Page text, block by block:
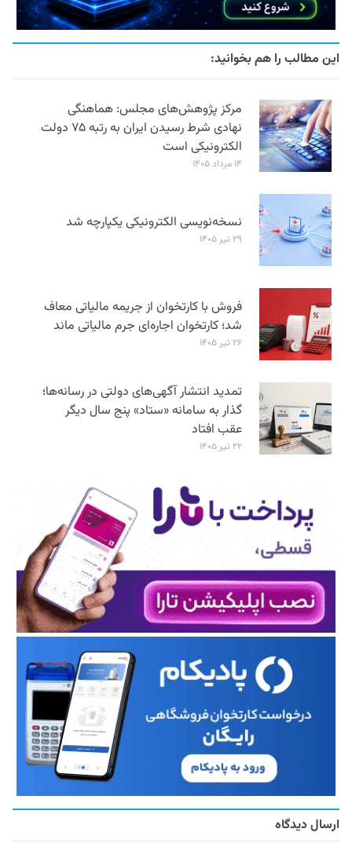
این مطالب را هم بخوانید:
مرکز پژوهش‌های مجلس: هماهنگی
نهادی شرط رسیدن ایران به رتبه ۷۵ دولت
الکترونیکی است
۱۴ مرداد ۱۴۰۵
نسخه‌نویسی الکترونیکی یکپارچه شد
۲۹ تیر ۱۴۰۵
فروش با کارتخوان از جریمه مالیاتی معاف
شد؛ کارتخوان اجاره‌ای جرم مالیاتی ماند
۲۶ تیر ۱۴۰۵
تمدید انتشار آگهی‌های دولتی در رسانه‌ها؛
گذار به سامانه «ستاد» پنج سال دیگر
عقب افتاد
۲۲ تیر ۱۴۰۵
ارسال دیدگاه